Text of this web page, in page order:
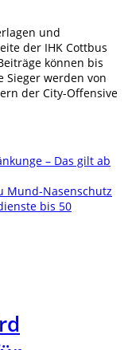
und
der IHK Cottbus
können bis
Sieger werden von
der City-Offensive
– Das gilt ab
Mund-Nasenschutz
bis 50